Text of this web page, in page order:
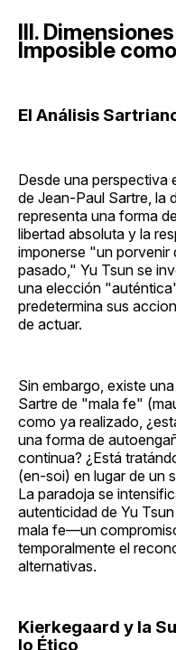
III.
Imposible
El Análisis
Desde una perspectiva
de Jean-Paul Sartre, la
representa una forma
libertad absoluta y la
imponerse "un porvenir
pasado," Yu Tsun se
una elección
predetermina sus
de actuar.
Sin embargo, existe
Sartre de "mala fe"
como ya realizado,
una forma de
continua? ¿Está
(en-soi) en lugar de un
La paradoja se
autenticidad de Yu
mala fe—un
temporalmente el
alternativas.
Kierkegaard y la
lo Ético